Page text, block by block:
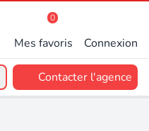
0
Mes favoris Connexion
Contacter l'agence